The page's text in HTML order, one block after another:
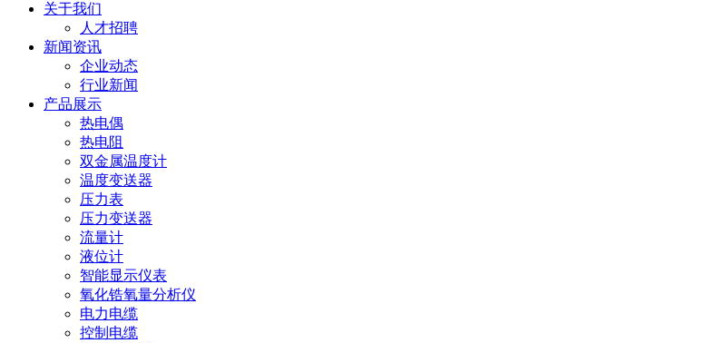
关于我们
人才招聘
新闻资讯
企业动态
行业新闻
产品展示
热电偶
热电阻
双金属温度计
温度变送器
压力表
压力变送器
流量计
液位计
智能显示仪表
氧化锆氧量分析仪
电力电缆
控制电缆